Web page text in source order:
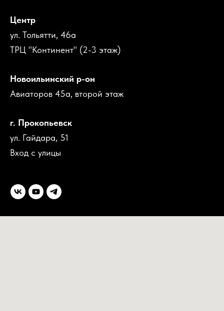
Центр
ул. Тольятти, 46а
ТРЦ "Континент" (2-3 этаж)
Новоильинский р-он
Авиаторов 45а, второй этаж
г. Прокопьевск
ул. Гайдара, 51
Вход с улицы